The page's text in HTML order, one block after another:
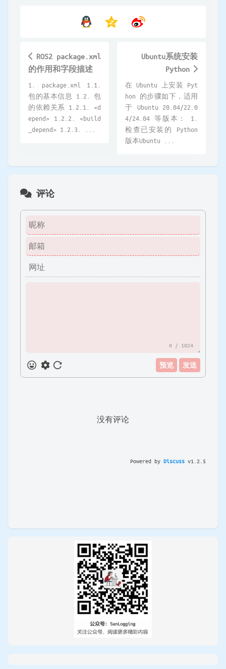
ROS2 package.xml
的作用和字段描述
1. package.xml 1.1.
包的基本信息 1.2. 包
的依赖关系 1.2.1. <d
epend> 1.2.2. <build
_depend> 1.2.3. ...
Ubuntu系统安装
Python
在 Ubuntu 上安装 Pyt
hon 的步骤如下，适用
于 Ubuntu 20.04/22.0
4/24.04 等版本： 1.
检查已安装的 Python
版本Ubuntu ...
评论
0 / 1024
预览 发送
没有评论
Powered by Discuss v1.2.5